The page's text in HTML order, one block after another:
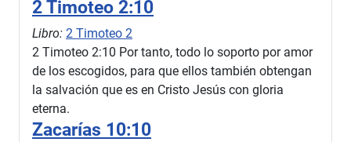
2 Timoteo 2:10
Libro: 2 Timoteo 2
2 Timoteo 2:10 Por tanto, todo lo soporto por amor
de los escogidos, para que ellos también obtengan
la salvación que es en Cristo Jesús con gloria
eterna.
Zacarías 10:10